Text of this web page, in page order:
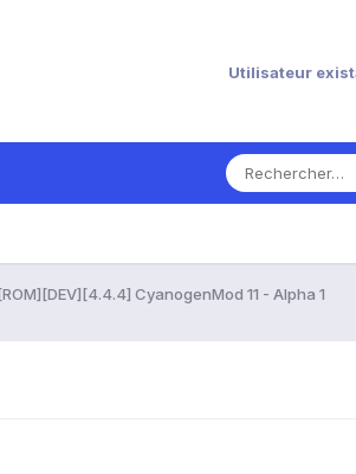
Utilisateur
CyanogenMod 11 - Alpha 1